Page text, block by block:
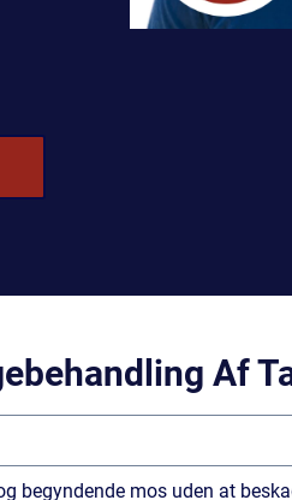
Af
begyndende mos uden at